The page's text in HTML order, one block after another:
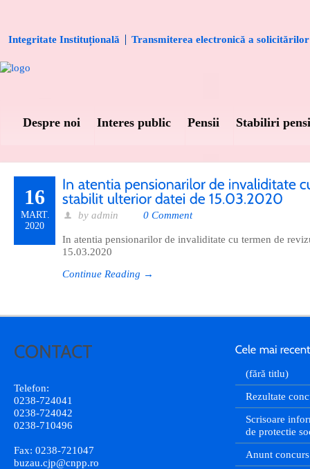
Integritate Instituțională Transmiterea electronică a solicitărilor
Despre noi Interes public Pensii Stabiliri
16
MART.
2020
by admin 0 Comment
In atentia pensionarilor de invaliditate cu termen de
15.03.2020
Continue Reading →
Telefon:
0238-724041
0238-724042
0238-710496
Fax: 0238-721047
buzau.cjp@cnpp.ro
(fără titlu)
Rezultate
Scrisoare
de protectie
Anunt concurs